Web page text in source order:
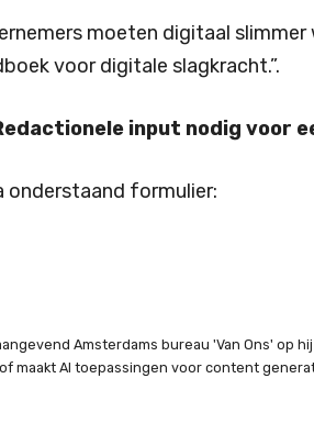
moeten digitaal slimmer
voor digitale slagkracht.”.
input nodig voor
onderstaand formulier:
Amsterdams bureau 'Van Ons' op
maakt AI toepassingen voor content